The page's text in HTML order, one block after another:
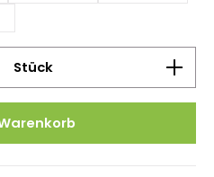
gewünschten Wert
Stück